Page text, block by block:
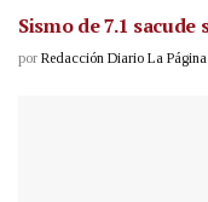
Sismo de 7.1 sacude
por Redacción Diario La Página